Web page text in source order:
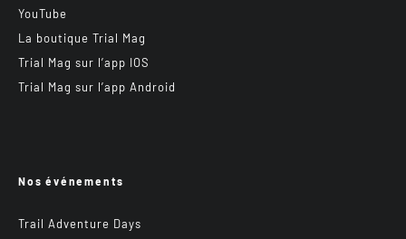
YouTube
La boutique Trial Mag
Trial Mag sur l’app IOS
Trial Mag sur l’app Android
Nos événements
Trail Adventure Days